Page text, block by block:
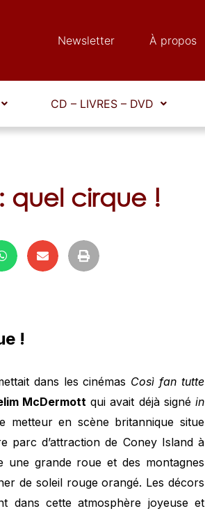
Newsletter À propos
CD – LIVRES – DVD
quel cirque !
!
dans les cinémas Così fan tutte
McDermottqui avait déjà signé in
metteur en scène britannique situe
parc d’attraction de Coney Island à
une grande roue et des montagnes
de soleil rouge orangé. Les décors
dans cette atmosphère joyeuse et